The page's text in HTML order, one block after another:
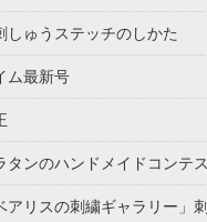
しゅうステッチのしかた
ム最新号
タンのハンドメイドコンテ
アリスの刺繍ギャラリー」